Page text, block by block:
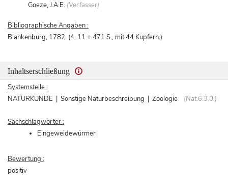
Goeze, J.A.E. (Verfasser)
Bibliographische Angaben :
Blankenburg, 1782. (4, 11 + 471 S., mit 44 Kupfern.)
Inhaltserschließung
Systemstelle :
NATURKUNDE | Sonstige Naturbeschreibung | Zoologie
(Nat.6.3.0.)
Sachschlagwörter :
Eingeweidewürmer
Bewertung :
positiv